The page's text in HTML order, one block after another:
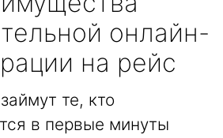
онлайн-
на рейс
те, кто
в первые минуты